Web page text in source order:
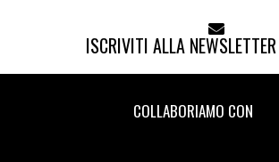
ISCRIVITI ALLA
COLLABORIAMO CON